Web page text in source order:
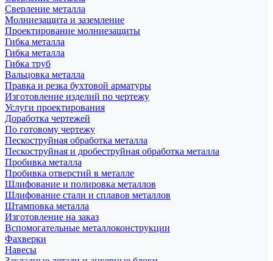
Сверление металла
Молниезащита и заземление
Проектирование молниезащиты
Гибка металла
Гибка металла
Гибка труб
Вальцовка металла
Правка и резка бухтовой арматуры
Изготовление изделий по чертежу
Услуги проектирования
Доработка чертежей
По готовому чертежу
Пескоструйная обработка металла
Пескоструйная и дробеструйная обработка металла
Пробивка металла
Пробивка отверстий в металле
Шлифование и полировка металлов
Шлифование стали и сплавов металлов
Штамповка металла
Изготовление на заказ
Вспомогательные металлоконструкции
Фахверки
Навесы